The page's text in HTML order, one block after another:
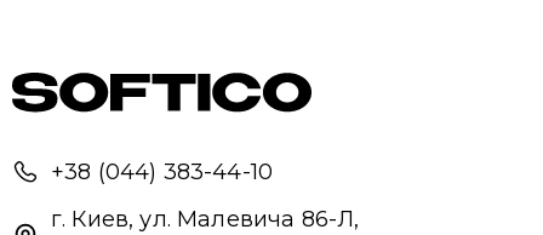
+38 (044) 383-44-10
г. Киев, ул. Малевича 86-Л,